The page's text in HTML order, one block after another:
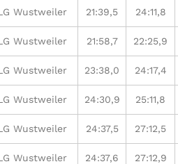
Wustweiler 21:39,5 24:11,8
Wustweiler 21:58,7 22:25,9
Wustweiler 23:38,0 24:17,4
Wustweiler 24:30,9 25:11,8
Wustweiler 24:37,5 27:12,5
Wustweiler 24:37,6 27:12,9